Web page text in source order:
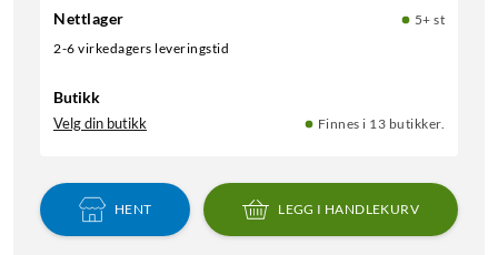
Nettlager
5+ st
2-6 virkedagers leveringstid
Butikk
Velg din butikk Finnes i 13 butikker.
HENT LEGG I HANDLEKURV